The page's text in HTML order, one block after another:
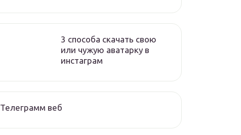
3 способа скачать свою
или чужую аватарку в
инстаграм
Телеграмм веб